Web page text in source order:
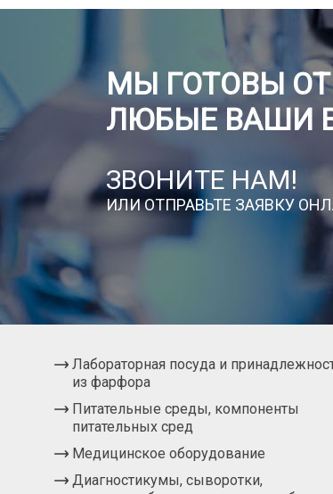
МЫ ГОТОВЫ
ЛЮБЫЕ ВАШИ
ЗВОНИТЕ НАМ!
ИЛИ ОТПРАВЬТЕ ЗАЯВКУ
Лабораторная посуда и
из фарфора
Питательные среды, компоненты
питательных сред
Медицинское оборудование
Диагностикумы, сыворотки,